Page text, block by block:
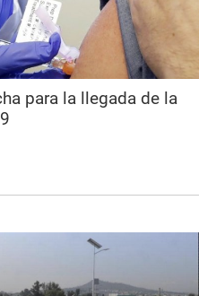
para la llegada de la